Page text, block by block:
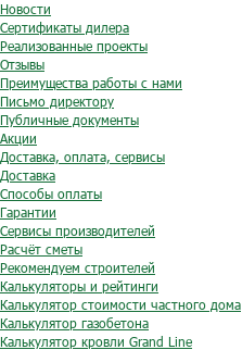
Новости
Сертификаты дилера
Реализованные проекты
Отзывы
Преимущества работы с нами
Письмо директору
Публичные документы
Акции
Доставка, оплата, сервисы
Доставка
Способы оплаты
Гарантии
Сервисы производителей
Расчёт сметы
Рекомендуем строителей
Калькуляторы и рейтинги
Калькулятор стоимости частного дома
Калькулятор газобетона
Калькулятор кровли Grand Line